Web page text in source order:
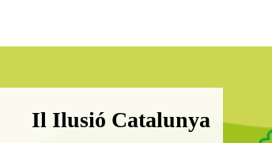
Boletín Il·lusió Catalunya
Il Ilusió Catalunya